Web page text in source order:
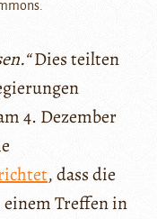
Dies teilten
4. Dezember
, dass die
einem Treffen in